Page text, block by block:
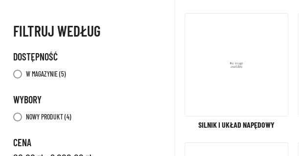
FILTRUJ WEDŁUG
DOSTĘPNOŚĆ
W MAGAZYNIE(5)
WYBORY
NOWY PRODUKT(4)
CENA
SILNIK I UKŁAD NAPĘDOWY